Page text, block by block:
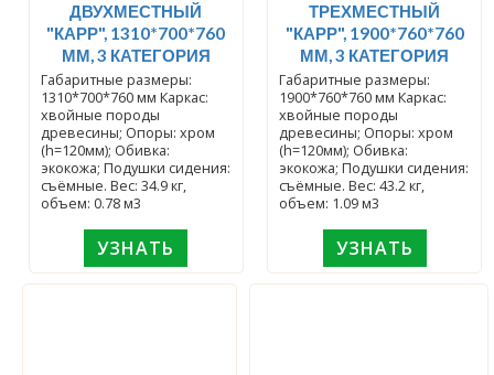
ДВУХМЕСТНЫЙ
"КАРР", 1310*700*760
ММ, 3 КАТЕГОРИЯ
Габаритные размеры:
1310*700*760 мм Каркас:
хвойные породы
древесины; Опоры: хром
(h=120мм); Обивка:
экокожа; Подушки сидения:
съёмные. Вес: 34.9 кг,
объем: 0.78 м3
УЗНАТЬ
ТРЕХМЕСТНЫЙ
"КАРР", 1900*760*760
ММ, 3 КАТЕГОРИЯ
Габаритные размеры:
1900*760*760 мм Каркас:
хвойные породы
древесины; Опоры: хром
(h=120мм); Обивка:
экокожа; Подушки сидения:
съёмные. Вес: 43.2 кг,
объем: 1.09 м3
УЗНАТЬ